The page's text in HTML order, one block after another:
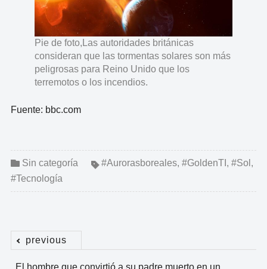
Pie de foto,Las autoridades británicas
consideran que las tormentas solares son más
peligrosas para Reino Unido que los
terremotos o los incendios.
Fuente: bbc.com
Sin categoría #Aurorasboreales, #GoldenTI , #Sol ,
#Tecnología
Navegación
previous